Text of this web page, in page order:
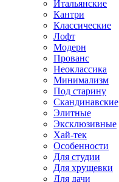
Итальянские
Кантри
Классические
Лофт
Модерн
Прованс
Неоклассика
Минимализм
Под старину
Скандинавские
Элитные
Эксклюзивные
Хай-тек
Особенности
Для студии
Для хрущевки
Для дачи